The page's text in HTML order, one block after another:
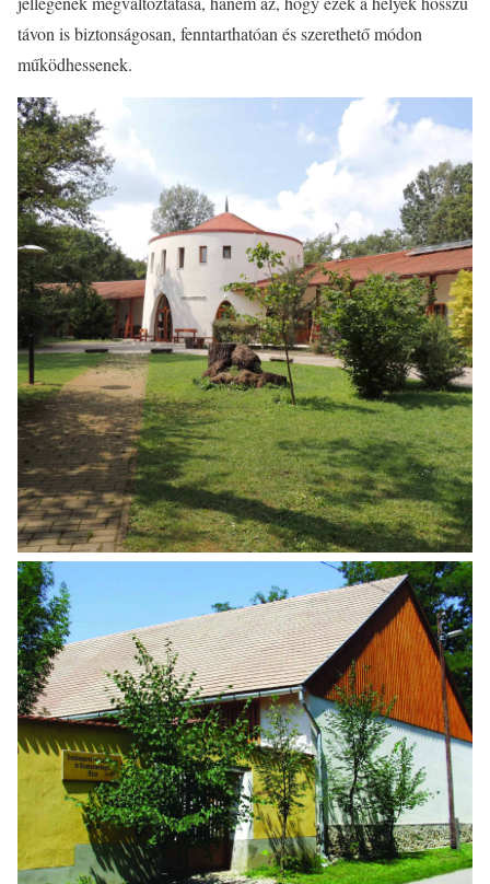
távon is biztonságosan, fenntarthatóan és szerethető módon
működhessenek.